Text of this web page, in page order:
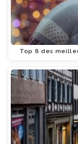
Top 8 des